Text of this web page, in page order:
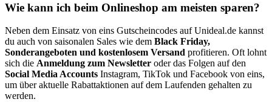
Wie kann ich beim Onlineshop am meisten sparen?
Neben dem Einsatz von eins Gutscheincodes auf Unideal.de kannst
du auch von saisonalen Sales wie dem Black Friday,
Sonderangeboten und kostenlosem Versand profitieren. Oft lohnt
sich die Anmeldung zum Newsletter oder das Folgen auf den
Social Media Accounts Instagram, TikTok und Facebook von eins,
um über aktuelle Rabattaktionen auf dem Laufenden gehalten zu
werden.